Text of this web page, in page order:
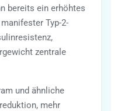
bereits ein erhöhtes
Typ-2-
zentrale
und ähnliche
mehr